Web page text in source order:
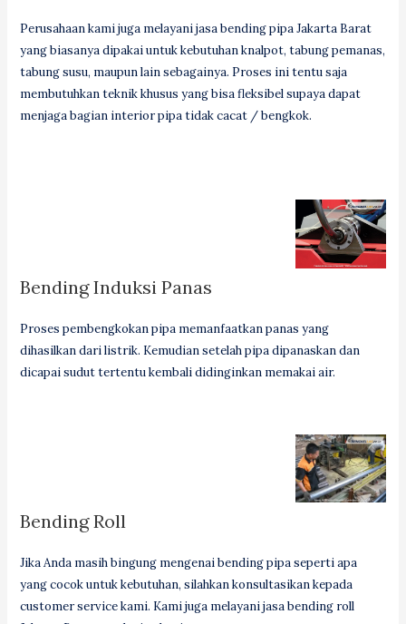
Perusahaan kami juga melayani jasa bending pipa Jakarta Barat
yang biasanya dipakai untuk kebutuhan knalpot, tabung pemanas,
tabung susu, maupun lain sebagainya. Proses ini tentu saja
membutuhkan teknik khusus yang bisa fleksibel supaya dapat
menjaga bagian interior pipa tidak cacat / bengkok.
Bending Induksi Panas
Proses pembengkokan pipa memanfaatkan panas yang
dihasilkan dari listrik. Kemudian setelah pipa dipanaskan dan
dicapai sudut tertentu kembali didinginkan memakai air.
Bending Roll
Jika Anda masih bingung mengenai bending pipa seperti apa
yang cocok untuk kebutuhan, silahkan konsultasikan kepada
customer service kami. Kami juga melayani jasa bending roll